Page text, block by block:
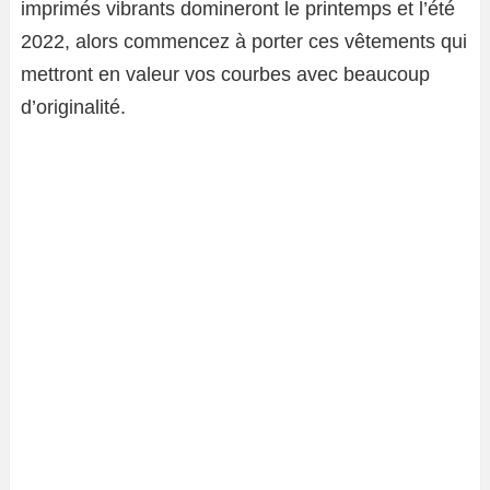
imprimés vibrants domineront le printemps et l’été
2022, alors commencez à porter ces vêtements qui
mettront en valeur vos courbes avec beaucoup
d’originalité.